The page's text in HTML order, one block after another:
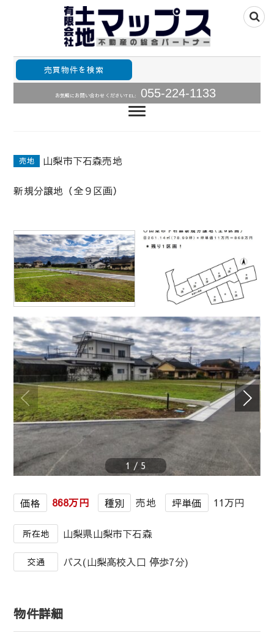
山梨不動産の総合パ
ートナー・土地・中
古住宅・中古マンシ
山梨県甲府市山梨全域の不動産情報住宅用土地、中古住
宅･中古マンションの販売
売買物件を検索
お気軽にお問い合わせくださいTEL: 055-224-1133
売地 山梨市下石森売地
新規分譲地（全９区画）
1 / 5
価格 868万円 種別 売地 坪単価 11万円
所在地 山梨県山梨市下石森
交通 バス(山梨高校入口 停歩7分)
物件詳細